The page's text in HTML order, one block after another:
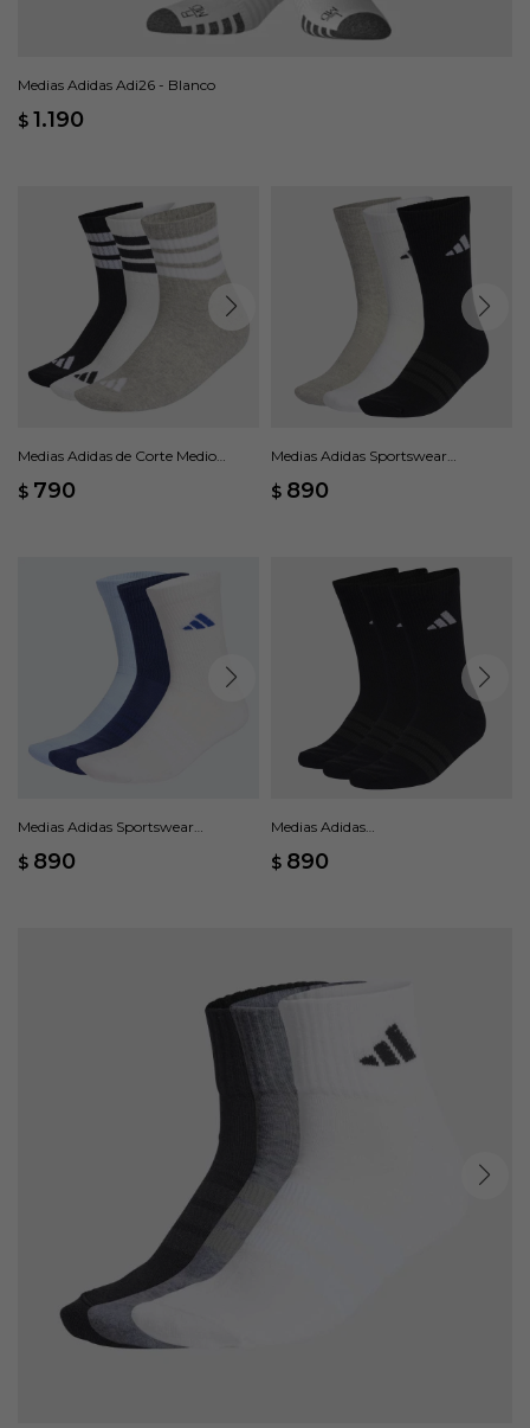
Medias Adidas Adi26 - Blanco
$ 1.190
Medias Adidas de Corte Medio
$ 790
Medias Adidas Sportswear
$ 890
Medias Adidas Sportswear
$ 890
Medias Adidas
Negro
$ 890